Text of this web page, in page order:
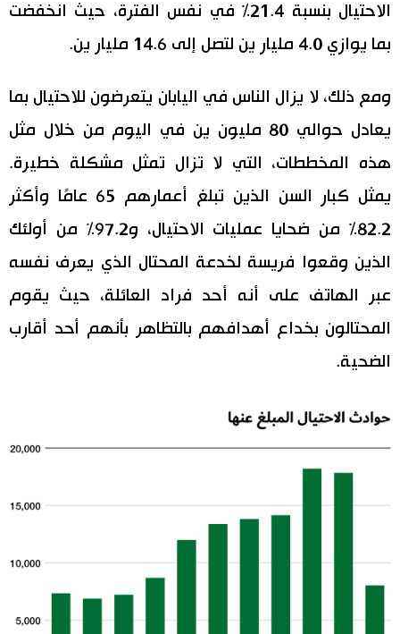
الاحتيال بنسبة 21.4% في نفس الفترة، حيث انخفضت
بما يوازي 4.0 مليار ين لتصل إلى 14.6 مليار ين.
ومع ذلك، لا يزال الناس في اليابان يتعرضون للاحتيال بما
يعادل حوالي 80 مليون ين في اليوم من خلال مثل
هذه المخططات، التي لا تزال تمثل مشكلة خطيرة.
يمثل كبار السن الذين تبلغ أعمارهم 65 عامًا وأكثر
82.2% من ضحايا عمليات الاحتيال، و97.2% من أولئك
الذين وقعوا فريسة لخدعة المحتال الذي يعرف نفسه
عبر الهاتف على أنه أحد فراد العائلة، حيث يقوم
المحتالون بخداع أهدافهم بالتظاهر بأنهم أحد أقارب
الضحية.